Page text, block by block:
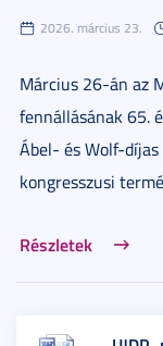
2026. március 23.
Március 26-án az
fennállásának 65.
Ábel- és Wolf-
kongresszusi
Részletek